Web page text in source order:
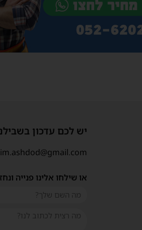
יש לכם עדכון
או שילחו אלינו פנייה